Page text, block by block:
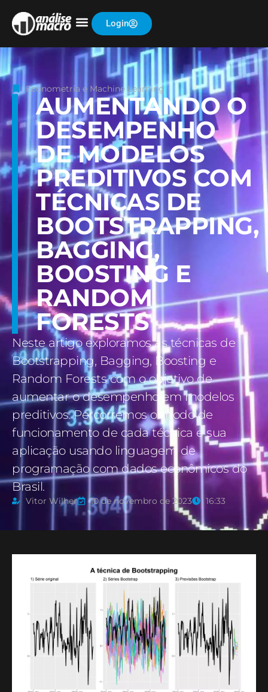
Login
Econometria e Machine Learning
AUMENTANDO O
DESEMPENHO
DE MODELOS
PREDITIVOS COM
TÉCNICAS DE
BOOTSTRAPPING,
BAGGING,
BOOSTING E
RANDOM
FORESTS
Neste artigo exploramos as técnicas de
Bootstrapping, Bagging, Boosting e
Random Forests com o objetivo de
aumentar o desempenho em modelos
preditivos. Percorremos o modo de
funcionamento de cada técnica e sua
aplicação usando linguagem de
programação com dados econômicos do
Brasil.
Vitor Wilher 10 de novembro de 2023 16:33